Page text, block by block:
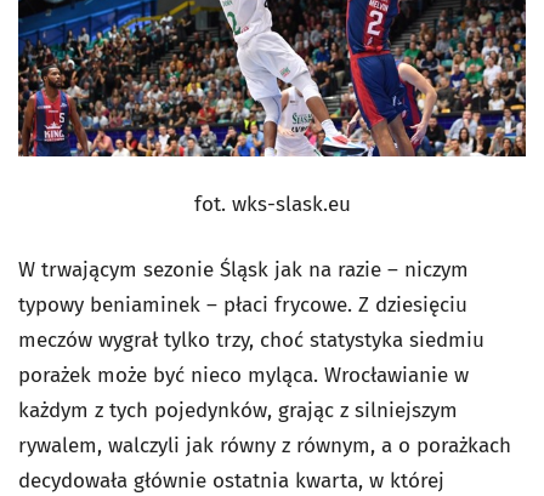
fot. wks-slask.eu
W trwającym sezonie Śląsk jak na razie – niczym
typowy beniaminek – płaci frycowe. Z dziesięciu
meczów wygrał tylko trzy, choć statystyka siedmiu
porażek może być nieco myląca. Wrocławianie w
każdym z tych pojedynków, grając z silniejszym
rywalem, walczyli jak równy z równym, a o porażkach
decydowała głównie ostatnia kwarta, w której